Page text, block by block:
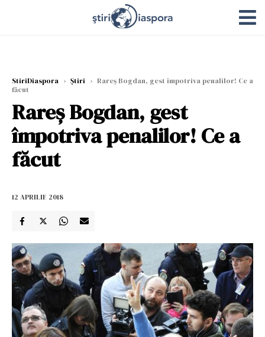
StiriDiaspora › Știri › Rareș Bogdan, gest împotriva penalilor! Ce a
făcut
Rareș Bogdan, gest
împotriva penalilor! Ce a
făcut
12 APRILIE 2018